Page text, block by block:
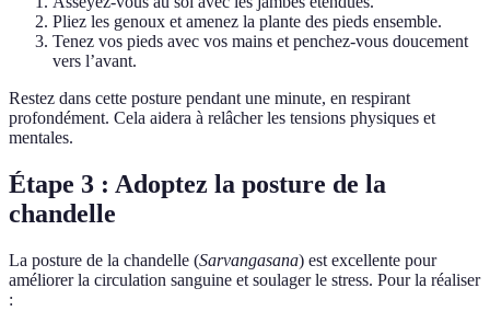
Pliez les genoux et amenez la plante des pieds ensemble.
Tenez vos pieds avec vos mains et penchez-vous doucement
vers l’avant.
Restez dans cette posture pendant une minute, en respirant
profondément. Cela aidera à relâcher les tensions physiques et
mentales.
Étape 3 : Adoptez la posture de la
chandelle
La posture de la chandelle (Sarvangasana) est excellente pour
améliorer la circulation sanguine et soulager le stress. Pour la réaliser
: